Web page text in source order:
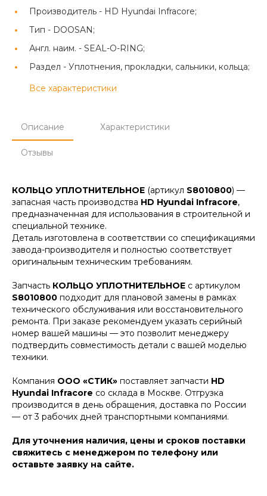
Производитель - HD Hyundai Infracore;
Тип - DOOSAN;
Англ. наим. - SEAL-O-RING;
Раздел - Уплотнения, прокладки, сальники, кольца;
Все характеристики
Описание Характеристики
Отзывы
КОЛЬЦО УПЛОТНИТЕЛЬНОЕ (артикул S8010800) —
запасная часть производства HD Hyundai Infracore,
предназначенная для использования в строительной и
специальной технике.
Деталь изготовлена в соответствии со спецификациями
завода-производителя и полностью соответствует
оригинальным техническим требованиям.
Запчасть КОЛЬЦО УПЛОТНИТЕЛЬНОЕ с артикулом
S8010800 подходит для плановой замены в рамках
технического обслуживания или восстановительного
ремонта. При заказе рекомендуем указать серийный
номер вашей машины — это позволит менеджеру
подтвердить совместимость детали с вашей моделью
техники.
Компания ООО «СТИК» поставляет запчасти HD
Hyundai Infracore со склада в Москве. Отгрузка
производится в день обращения, доставка по России
— от 3 рабочих дней транспортными компаниями.
Для уточнения наличия, цены и сроков поставки
свяжитесь с менеджером по телефону или
оставьте заявку на сайте.